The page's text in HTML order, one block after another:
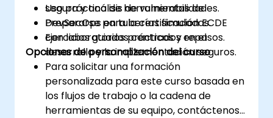
segura y análisis de vulnerabilidades.
Prepararse para la certificación ECDE
con laboratorios prácticos y repasos.
Uso práctico de herramientas de
DevSecOps en tuberías simuladas.
Ejercicios guiados centrados en el
desarrollo y la implementación seguros.
Opciones de personalización del curso
Para solicitar una formación
personalizada para este curso basada en
los flujos de trabajo o la cadena de
herramientas de su equipo, contáctenos